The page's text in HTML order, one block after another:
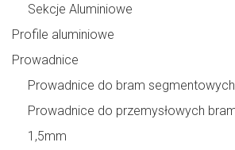
Sekcje Aluminiowe
Profile aluminiowe
Prowadnice
Prowadnice do bram
Prowadnice do przemysłowych
1,5mm